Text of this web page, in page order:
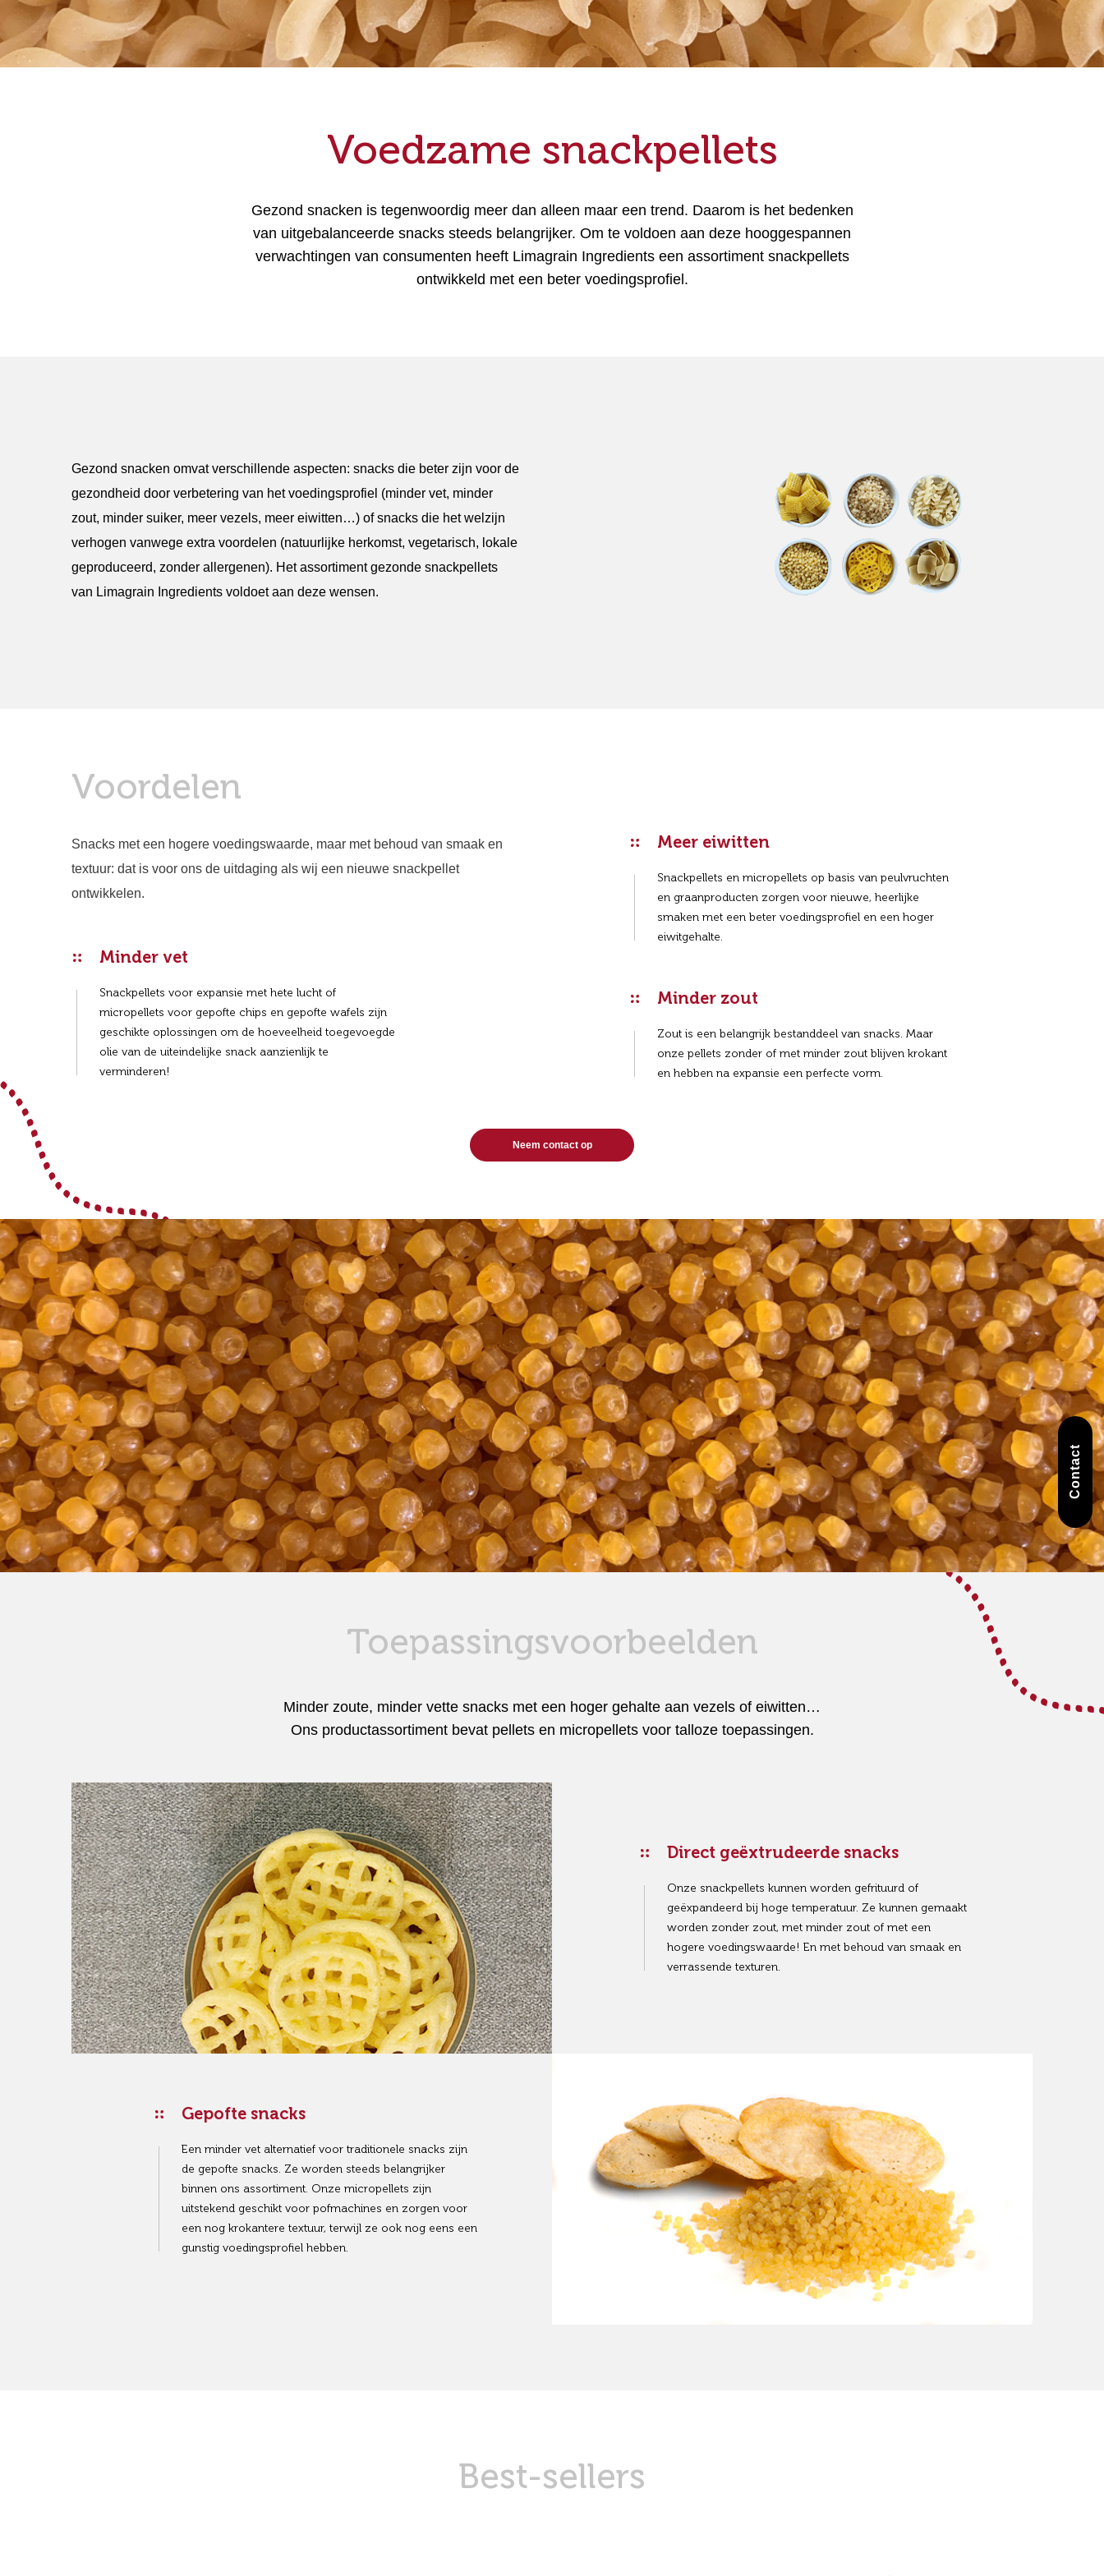
Ingrediënten voor het maken van
brood
Voedzame snackpellets
Gezond snacken is tegenwoordig meer dan alleen maar een trend. Daarom is het bedenken
van uitgebalanceerde snacks steeds belangrijker. Om te voldoen aan deze hooggespannen
verwachtingen van consumenten heeft Limagrain Ingredients een assortiment snackpellets
ontwikkeld met een beter voedingsprofiel.
Gezond snacken omvat verschillende aspecten: snacks die beter zijn voor de
gezondheid door verbetering van het voedingsprofiel (minder vet, minder
zout, minder suiker, meer vezels, meer eiwitten…) of snacks die het welzijn
verhogen vanwege extra voordelen (natuurlijke herkomst, vegetarisch, lokale
geproduceerd, zonder allergenen). Het assortiment gezonde snackpellets
van Limagrain Ingredients voldoet aan deze wensen.
Voordelen
Snacks met een hogere voedingswaarde, maar met behoud van smaak en
textuur: dat is voor ons de uitdaging als wij een nieuwe snackpellet
ontwikkelen.
Minder vet
Snackpellets voor expansie met hete lucht of
micropellets voor gepofte chips en gepofte wafels zijn
geschikte oplossingen om de hoeveelheid toegevoegde
olie van de uiteindelijke snack aanzienlijk te
verminderen!
Meer eiwitten
Snackpellets en micropellets op basis van peulvruchten
en graanproducten zorgen voor nieuwe, heerlijke
smaken met een beter voedingsprofiel en een hoger
eiwitgehalte.
Minder zout
Zout is een belangrijk bestanddeel van snacks. Maar
onze pellets zonder of met minder zout blijven krokant
en hebben na expansie een perfecte vorm.
Neem contact op
Toepassingsvoorbeelden
Minder zoute, minder vette snacks met een hoger gehalte aan vezels of eiwitten…
Ons productassortiment bevat pellets en micropellets voor talloze toepassingen.
Direct geëxtrudeerde snacks
Onze snackpellets kunnen worden gefrituurd of
geëxpandeerd bij hoge temperatuur. Ze kunnen gemaakt
worden zonder zout, met minder zout of met een
hogere voedingswaarde! En met behoud van smaak en
verrassende texturen.
Gepofte snacks
Een minder vet alternatief voor traditionele snacks zijn
de gepofte snacks. Ze worden steeds belangrijker
binnen ons assortiment. Onze micropellets zijn
uitstekend geschikt voor pofmachines en zorgen voor
een nog krokantere textuur, terwijl ze ook nog eens een
gunstig voedingsprofiel hebben.
Best-sellers
Contact